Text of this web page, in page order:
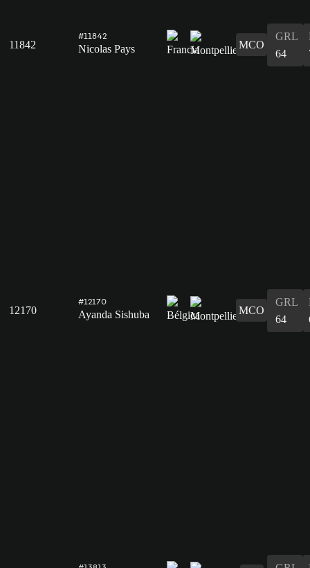
11842
#11842
Nicolas Pays MCO
GRL
64
12170
#12170
Ayanda Sishuba MCO
GRL
64